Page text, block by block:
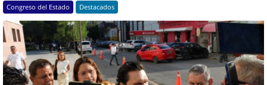
Congreso del Estado Destacados